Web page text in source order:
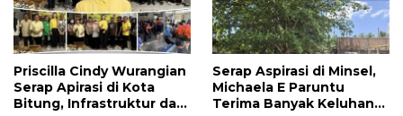
Priscilla Cindy Wurangian
Serap Apirasi di Kota
Bitung, Infrastruktur dan
Serap Aspirasi di Minsel,
Michaela E Paruntu
Terima Banyak Keluhan